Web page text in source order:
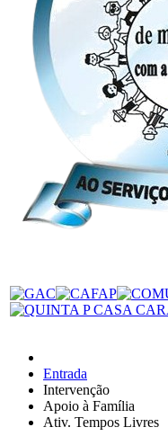
Entrada
Intervenção
Apoio à Família
Ativ. Tempos Livres